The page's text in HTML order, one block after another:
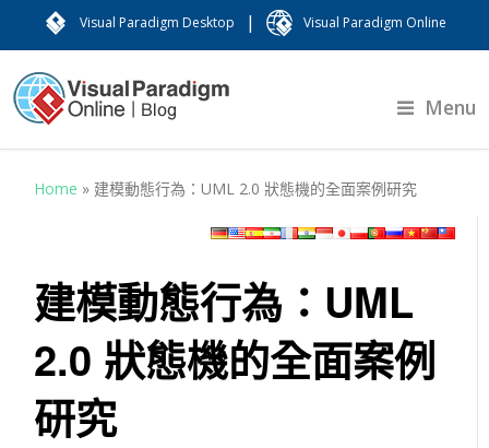
Visual Paradigm Desktop | Visual Paradigm Online
Menu
Home » 建模動態行為：UML 2.0 狀態機的全面案例研究
建模動態行為：UML
2.0 狀態機的全面案例
研究